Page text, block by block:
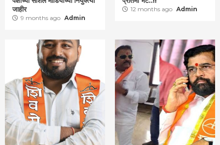
जाहीर
9 months ago Admin
12 months ago Admin